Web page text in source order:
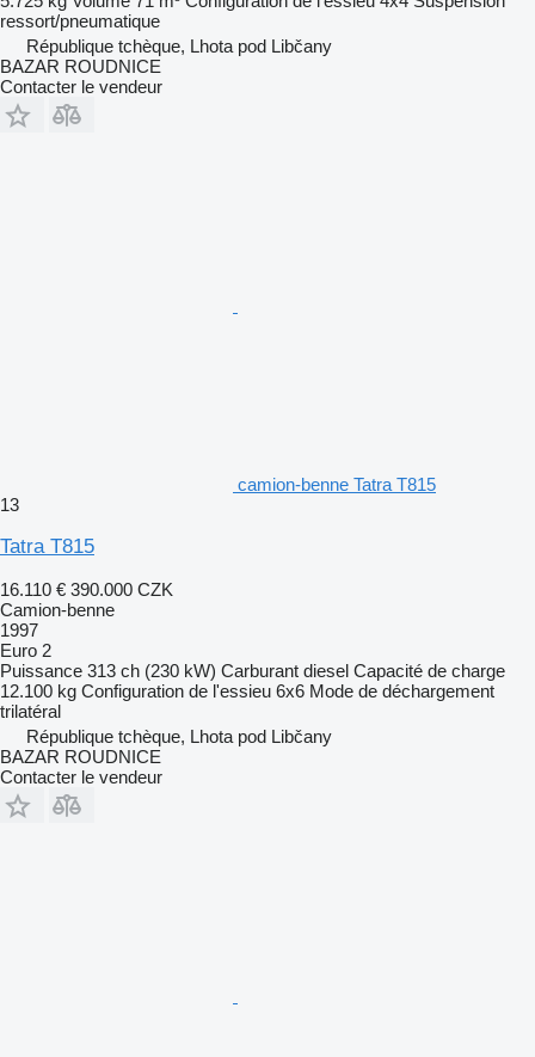
ressort/pneumatique
République tchèque, Lhota pod Libčany
BAZAR ROUDNICE
Contacter le vendeur
camion-benne Tatra T815
13
Tatra T815
16.110 € 390.000 CZK
Camion-benne
1997
Euro 2
Puissance 313 ch (230 kW) Carburant diesel Capacité de charge
12.100 kg Configuration de l'essieu 6x6 Mode de déchargement
trilatéral
République tchèque, Lhota pod Libčany
BAZAR ROUDNICE
Contacter le vendeur